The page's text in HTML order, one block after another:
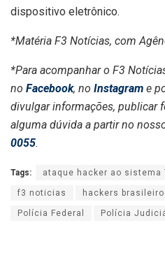
dispositivo eletrônico.
*Matéria F3 Notícias, com
*Para acompanhar o F3
no Facebook, no Instagram e
divulgar informações, publicar
alguma dúvida a partir no
0055.
Tags: ataque hacker ao sistema
f3 noticias hackers
Polícia Federal Polícia